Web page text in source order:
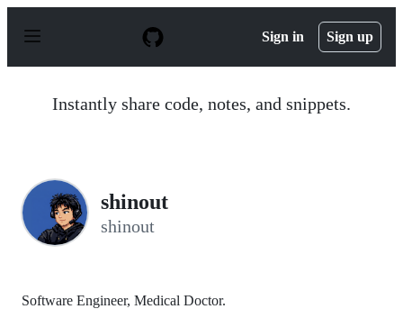
p
Sign in Sign up
Instantly share code, notes, and snippets.
shinout
shinout
Software Engineer, Medical Doctor.